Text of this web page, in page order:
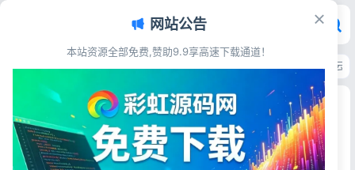
首页>源码资源>电子商务>彩虹自助下单系统v6.7.5 免授权多模板 小储云
彩虹自助下单系统v6.7.5 免授权多模板 小储云商城
源码
彩虹源码网
网站公告
本站资源全部免费,赞助9.9享高速下载通道！